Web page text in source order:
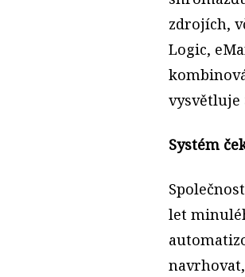
zdrojích,
Logic,
vysvětluje
Systém
let